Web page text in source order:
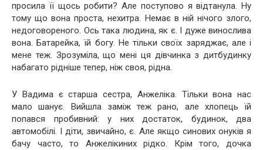
просила її щось робити? Але поступово я відтанула. Ну
тому що вона проста, нехитра. Немає в ній нічого злого,
недоговореного. Ось така людина, як є. І дуже винослива
вона. Батарейка, їй богу. Не тільки своїх заряджає, але і
мене теж. Зрозуміла, що мені ця дівчинка з дитбудинку
набагато рідніше тепер, ніж своя, рідна.
У Вадима є старша сестра, Анжеліка. Тільки вона нас
мало шанує. Вийшла заміж теж рано, але хлопець їй
попався пробивний: у них достаток, будинок, два
автомобілі. І діти, звичайно, є. Але якщо синових онуків я
бачу часто, то Анжелікиних рідко. Крім того, дочка